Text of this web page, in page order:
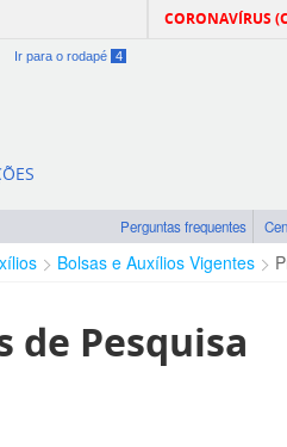
CORONAVÍRUS
Ir para o rodapé 4
Perguntas frequentes
Bolsas e Auxílios Vigentes
de Pesquisa